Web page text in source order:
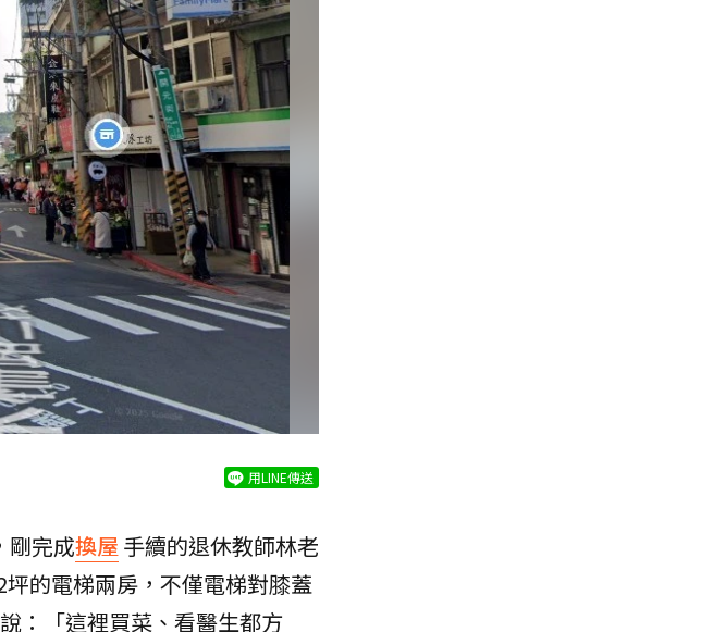
用LINE傳送
剛完成換屋 手續的退休教師林老
的電梯兩房，不僅電梯對膝蓋
：「這裡買菜、看醫生都方